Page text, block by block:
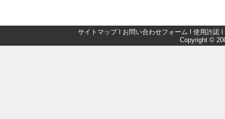
サイトマップl お問い合わせフォーム 使用許諾
Copyright ©